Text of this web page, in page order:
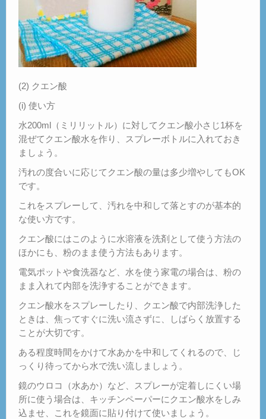
(2) クエン酸
(i) 使い方
水200ml（ミリリットル）に対してクエン酸小さじ1杯を
混ぜてクエン酸水を作り、スプレーボトルに入れておき
ましょう。
汚れの度合いに応じてクエン酸の量は多少増やしてもOK
です。
これをスプレーして、汚れを中和して落とすのが基本的
な使い方です。
クエン酸にはこのように水溶液を洗剤として使う方法の
ほかにも、粉のまま使う方法もあります。
電気ポットや食洗器など、水を使う家電の場合は、粉の
まま入れて内部を洗浄することができます。
クエン酸水をスプレーしたり、クエン酸で内部洗浄した
ときは、焦ってすぐに洗い流さずに、しばらく放置する
ことが大切です。
ある程度時間をかけて水あかを中和してくれるので、じ
っくり待ってから水で洗い流しましょう。
鏡のウロコ（水あか）など、スプレーが定着しにくい場
所に使う場合は、キッチンペーパーにクエン酸水をしみ
込ませ、これを鏡面に貼り付けて使いましょう。